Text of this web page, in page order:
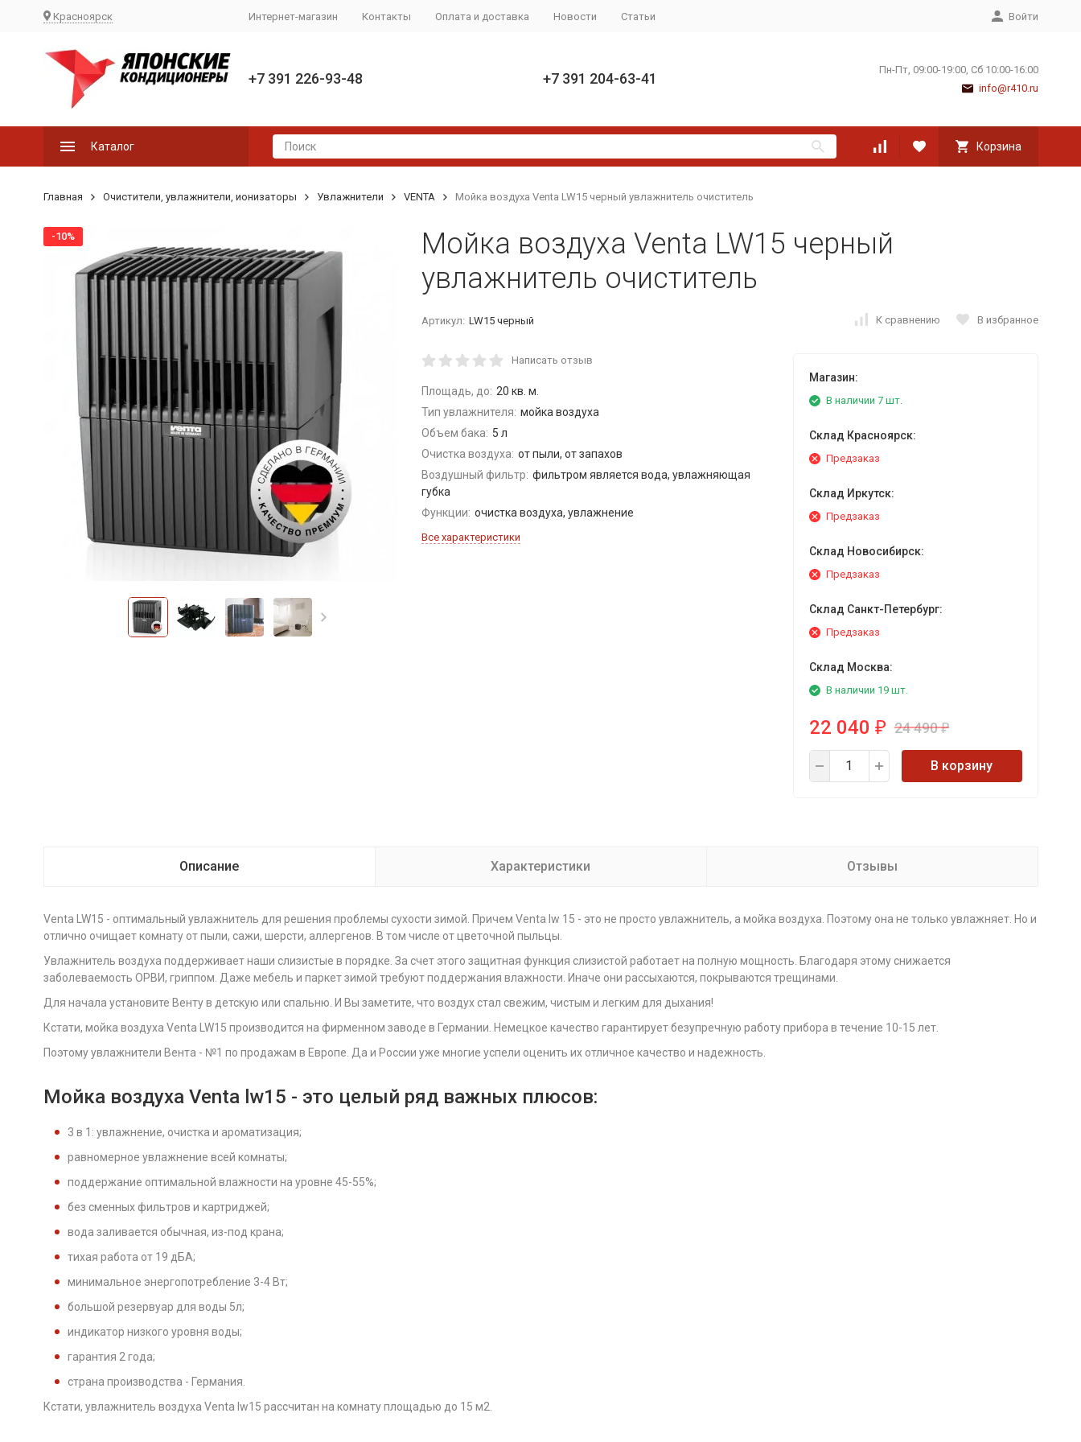
Красноярск Интернет-магазин Контакты Оплата и доставка Новости Статьи Войти
+7 391 226-93-48 +7 391 204-63-41
Пн-Пт, 09:00-19:00, Сб 10:00-16:00
info@r410.ru
Каталог Корзина
Главная Очистители, увлажнители, ионизаторы Увлажнители VENTA Мойка воздуха Venta LW15 черный увлажнитель очиститель
-10%
Мойка воздуха Venta LW15 черный
увлажнитель очиститель
Артикул: LW15 черный К сравнению В избранное
Написать отзыв
Площадь, до: 20 кв. м.
Тип увлажнителя: мойка воздуха
Объем бака: 5 л
Очистка воздуха: от пыли, от запахов
Воздушный фильтр: фильтром является вода, увлажняющая
губка
Функции: очистка воздуха, увлажнение
Все характеристики
Магазин:
В наличии 7 шт.
Склад Красноярск:
Предзаказ
Склад Иркутск:
Предзаказ
Склад Новосибирск:
Предзаказ
Склад Санкт-Петербург:
Предзаказ
Склад Москва:
В наличии 19 шт.
22 040 ₽ 24 490₽
В корзину
Описание Характеристики Отзывы
Venta LW15 - оптимальный увлажнитель для решения проблемы сухости зимой. Причем Venta lw 15 - это не просто увлажнитель, а мойка воздуха. Поэтому она не только увлажняет. Но и
отлично очищает комнату от пыли, сажи, шерсти, аллергенов. В том числе от цветочной пыльцы.
Увлажнитель воздуха поддерживает наши слизистые в порядке. За счет этого защитная функция слизистой работает на полную мощность. Благодаря этому снижается
заболеваемость ОРВИ, гриппом. Даже мебель и паркет зимой требуют поддержания влажности. Иначе они рассыхаются, покрываются трещинами.
Для начала установите Венту в детскую или спальню. И Вы заметите, что воздух стал свежим, чистым и легким для дыхания!
Кстати, мойка воздуха Venta LW15 производится на фирменном заводе в Германии. Немецкое качество гарантирует безупречную работу прибора в течение 10-15 лет.
Поэтому увлажнители Вента - №1 по продажам в Европе. Да и России уже многие успели оценить их отличное качество и надежность.
Мойка воздуха Venta lw15 - это целый ряд важных плюсов:
3 в 1: увлажнение, очистка и ароматизация;
равномерное увлажнение всей комнаты;
поддержание оптимальной влажности на уровне 45-55%;
без сменных фильтров и картриджей;
вода заливается обычная, из-под крана;
тихая работа от 19 дБА;
минимальное энергопотребление 3-4 Вт;
большой резервуар для воды 5л;
индикатор низкого уровня воды;
гарантия 2 года;
страна производства - Германия.
Кстати, увлажнитель воздуха Venta lw15 рассчитан на комнату площадью до 15 м2.